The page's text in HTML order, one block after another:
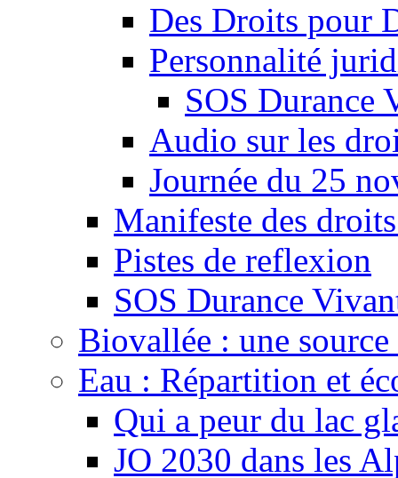
Des Droits pour
Personnalité
SOS Durance
Audio sur les
Journée du 25
Manifeste des
Pistes de reflexion
SOS Durance
Biovallée : une
Eau : Répartition et
Qui a peur du lac
JO 2030 dans les